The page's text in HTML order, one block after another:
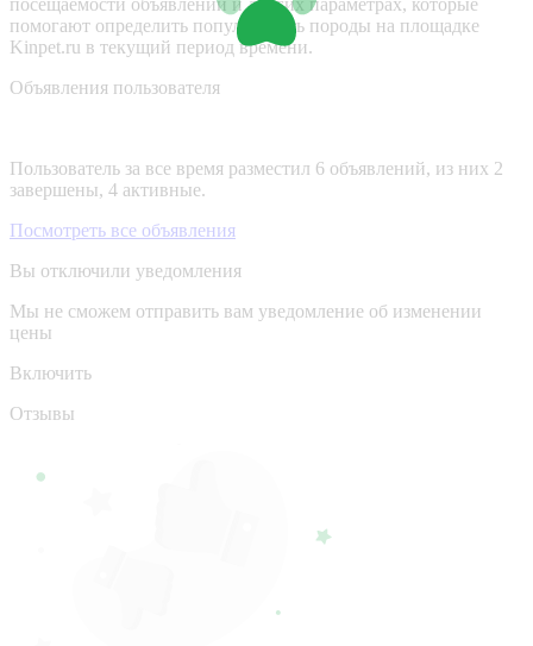
помогают определить популярность породы на площадке
Kinpet.ru в текущий период времени.
Объявления пользователя
Пользователь за все время разместил 6 объявлений, из них 2
завершены, 4 активные.
Посмотреть все объявления
Вы отключили уведомления
Мы не сможем отправить вам уведомление об изменении
цены
Включить
Отзывы